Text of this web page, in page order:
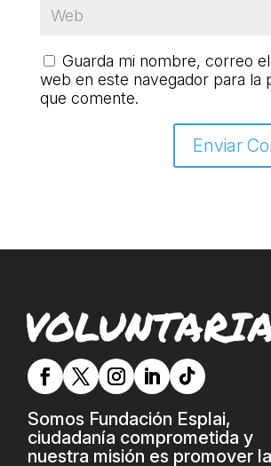
Guarda mi nombre, correo
web en este navegador para la
que comente.
Somos Fundación Esplai,
ciudadanía comprometida y
nuestra misión es promover la